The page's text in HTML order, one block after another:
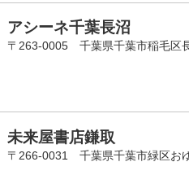
アシーネ千葉長沼
〒263-0005 千葉県千葉市稲毛区
未来屋書店鎌取
〒266-0031 千葉県千葉市緑区お